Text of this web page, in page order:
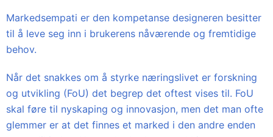
Markedsempati er den kompetanse designeren besitter
til å leve seg inn i brukerens nåværende og fremtidige
behov.
Når det snakkes om å styrke næringslivet er forskning
og utvikling (FoU) det begrep det oftest vises til. FoU
skal føre til nyskaping og innovasjon, men det man ofte
glemmer er at det finnes et marked i den andre enden